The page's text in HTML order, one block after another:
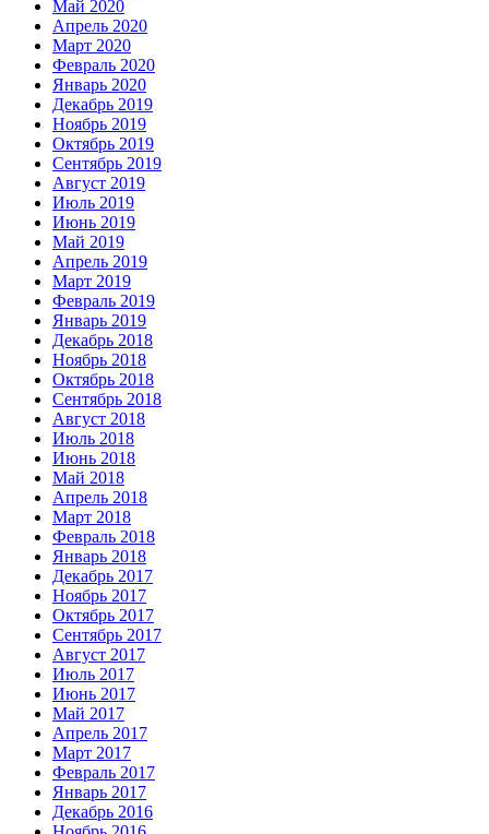
Май 2020
Апрель 2020
Март 2020
Февраль 2020
Январь 2020
Декабрь 2019
Ноябрь 2019
Октябрь 2019
Сентябрь 2019
Август 2019
Июль 2019
Июнь 2019
Май 2019
Апрель 2019
Март 2019
Февраль 2019
Январь 2019
Декабрь 2018
Ноябрь 2018
Октябрь 2018
Сентябрь 2018
Август 2018
Июль 2018
Июнь 2018
Май 2018
Апрель 2018
Март 2018
Февраль 2018
Январь 2018
Декабрь 2017
Ноябрь 2017
Октябрь 2017
Сентябрь 2017
Август 2017
Июль 2017
Июнь 2017
Май 2017
Апрель 2017
Март 2017
Февраль 2017
Январь 2017
Декабрь 2016